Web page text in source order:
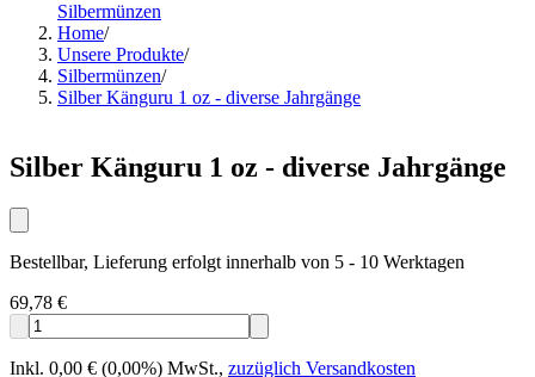
Silbermünzen
Home/
Unsere Produkte/
Silbermünzen/
Silber Känguru 1 oz - diverse Jahrgänge
Silber Känguru 1 oz - diverse Jahrgänge
Bestellbar, Lieferung erfolgt innerhalb von 5 - 10 Werktagen
69,78 €
Inkl. 0,00 € (0,00%) MwSt., zuzüglich Versandkosten